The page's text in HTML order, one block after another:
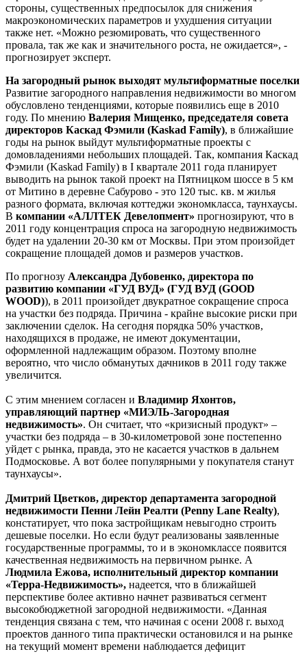
стороны, существенных предпосылок для снижения
макроэкономических параметров и ухудшения ситуации
также нет. «Можно резюмировать, что существенного
провала, так же как и значительного роста, не ожидается», -
прогнозирует эксперт.
На загородный рынок выходят мультиформатные поселки
Развитие загородного направления недвижимости во многом
обусловлено тенденциями, которые появились еще в 2010
году. По мнению Валерия Мищенко, председателя совета
директоров Каскад Фэмили (Kaskad Family), в ближайшие
годы на рынок выйдут мультиформатные проекты с
домовладениями небольших площадей. Так, компания Каскад
Фэмили (Kaskad Family) в I квартале 2011 года планирует
выводить на рынок такой проект на Пятницком шоссе в 5 км
от Митино в деревне Сабурово - это 120 тыс. кв. м жилья
разного формата, включая коттеджи экономкласса, таунхаусы.
В компании «АЛЛТЕК Девелопмент» прогнозируют, что в
2011 году концентрация спроса на загородную недвижимость
будет на удалении 20-30 км от Москвы. При этом произойдет
сокращение площадей домов и размеров участков.
По прогнозу Александра Дубовенко, директора по
развитию компании «ГУД ВУД» (ГУД ВУД (GOOD
WOOD)), в 2011 произойдет двукратное сокращение спроса
на участки без подряда. Причина - крайне высокие риски при
заключении сделок. На сегодня порядка 50% участков,
находящихся в продаже, не имеют документации,
оформленной надлежащим образом. Поэтому вполне
вероятно, что число обманутых дачников в 2011 году также
увеличится.
С этим мнением согласен и Владимир Яхонтов,
управляющий партнер «МИЭЛЬ-Загородная
недвижимость». Он считает, что «кризисный продукт» –
участки без подряда – в 30-километровой зоне постепенно
уйдет с рынка, правда, это не касается участков в дальнем
Подмосковье. А вот более популярными у покупателя станут
таунхаусы».
Дмитрий Цветков, директор департамента загородной
недвижимости Пенни Лейн Реалти (Penny Lane Realty),
констатирует, что пока застройщикам невыгодно строить
дешевые поселки. Но если будут реализованы заявленные
государственные программы, то и в экономклассе появится
качественная недвижимость на первичном рынке. А
Людмила Ежова, исполнительный директор компании
«Терра-Недвижимость», надеется, что в ближайшей
перспективе более активно начнет развиваться сегмент
высокобюджетной загородной недвижимости. «Данная
тенденция связана с тем, что начиная с осени 2008 г. выход
проектов данного типа практически остановился и на рынке
на текущий момент времени наблюдается дефицит